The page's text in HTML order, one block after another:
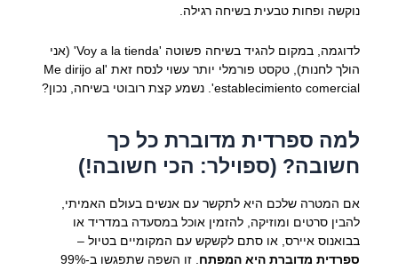
נוקשה ופחות טבעית בשיחה רגילה.
לדוגמה, במקום להגיד בשיחה פשוטה 'Voy a la tienda' (אני
הולך לחנות), טקסט פורמלי יותר עשוי לנסח זאת 'Me dirijo al
establecimiento comercial'. נשמע קצת רובוטי בשיחה, נכון?
למה ספרדית מדוברת כל כך
חשובה? (ספוילר: הכי חשובה!)
אם המטרה שלכם היא לתקשר עם אנשים בעולם האמיתי,
להבין סרטים ומוזיקה, להזמין אוכל במסעדה במדריד או
בבואנוס איירס, או סתם לקשקש עם המקומיים בטיול –
ספרדית מדוברת היא המפתח
. זו השפה שתפגשו ב-99%